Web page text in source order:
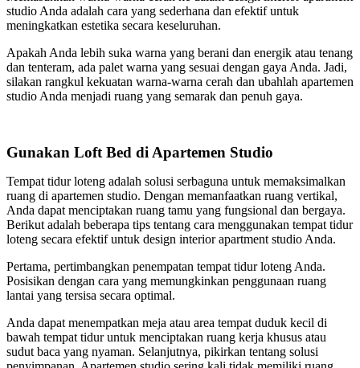
studio Anda adalah cara yang sederhana dan efektif untuk
meningkatkan estetika secara keseluruhan.
Apakah Anda lebih suka warna yang berani dan energik atau tenang
dan tenteram, ada palet warna yang sesuai dengan gaya Anda. Jadi,
silakan rangkul kekuatan warna-warna cerah dan ubahlah apartemen
studio Anda menjadi ruang yang semarak dan penuh gaya.
Gunakan Loft Bed di Apartemen Studio
Tempat tidur loteng adalah solusi serbaguna untuk memaksimalkan
ruang di apartemen studio. Dengan memanfaatkan ruang vertikal,
Anda dapat menciptakan ruang tamu yang fungsional dan bergaya.
Berikut adalah beberapa tips tentang cara menggunakan tempat tidur
loteng secara efektif untuk design interior apartment studio Anda.
Pertama, pertimbangkan penempatan tempat tidur loteng Anda.
Posisikan dengan cara yang memungkinkan penggunaan ruang
lantai yang tersisa secara optimal.
Anda dapat menempatkan meja atau area tempat duduk kecil di
bawah tempat tidur untuk menciptakan ruang kerja khusus atau
sudut baca yang nyaman. Selanjutnya, pikirkan tentang solusi